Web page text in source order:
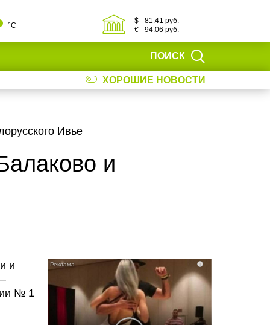
°С
$ - 81.41 руб.
€ - 94.06 руб.
ПОИСК
ХОРОШИЕ НОВОСТИ
Ивье
и
и
№ 1
i